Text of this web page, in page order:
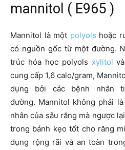
mannitol ( E965 )
Mannitol là một polyols hoặc
có nguồn gốc từ một đường.
trúc hóa học polyols xylitol
cung cấp 1,6 calo/gram,
dụng bởi các bệnh nhân
đường. Mannitol không phải
nhân của sâu răng mà ngược
trong bánh kẹo tốt cho răng
dụng rộng rãi và an toàn